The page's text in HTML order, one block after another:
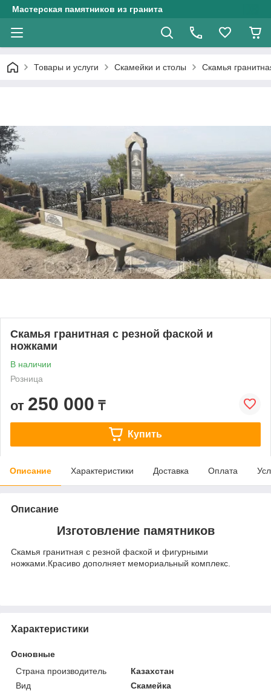
Мастерская памятников из гранита
Товары и услуги Скамейки и столы Скамья
Скамья гранитная с резной фаской и
ножками
В наличии
Розница
от 250 000 ₸
Купить
Описание Характеристики Доставка Оплата
Описание
Изготовление памятников
Скамья гранитная с резной фаской и фигурными
ножками.Красиво дополняет мемориальный комплекс.
Характеристики
Основные
Страна производитель
Казахстан
Вид
Скамейка